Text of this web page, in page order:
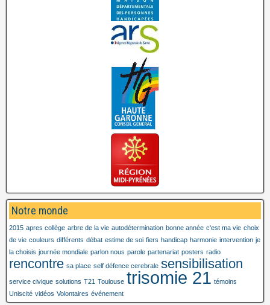
Notre monde
2015 apres collège arbre de la vie autodétermination bonne année c'est ma vie choix
de vie couleurs différents débat estime de soi fiers handicap harmonie intervention je
la choisis journée mondiale parlon nous parole partenariat posters radio
rencontre sa place self défence cerebrale sensibilisation
service civique solutions T21 Toulouse trisomie 21 témoins
Uniscité vidéos Volontaires événement